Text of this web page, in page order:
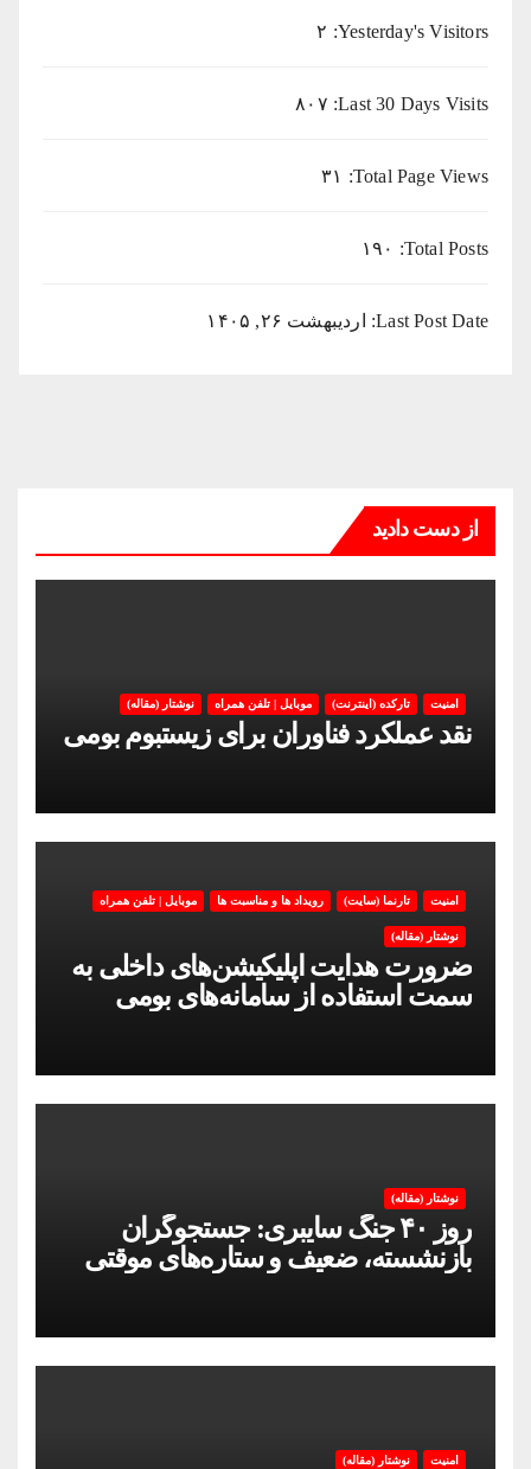
Yesterday's Visitors: ۲
Last 30 Days Visits: ۸۰۷
Total Page Views: ۳۱
Total Posts: ۱۹۰
Last Post Date: اردیبهشت ۲۶, ۱۴۰۵
از دست دادید
امنیت تارکده (اینترنت) موبایل | تلفن همراه نوشتار (مقاله)
نقد عملکرد فناوران برای زیستبوم بومی
امنیت تارنما (سایت) رویداد ها و مناسبت ها موبایل | تلفن همراه
نوشتار (مقاله)
ضرورت هدایت اپلیکیشن‌های داخلی به
سمت استفاده از سامانه‌های بومی
نوشتار (مقاله)
روز ۴۰ جنگ سایبری: جستجوگران
بازنشسته، ضعیف و ستاره‌های موقتی
امنیت نوشتار (مقاله)